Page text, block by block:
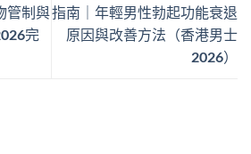
管制與
完
指南｜年輕男性勃起功能衰退
原因與改善方法（香港男士
2026）